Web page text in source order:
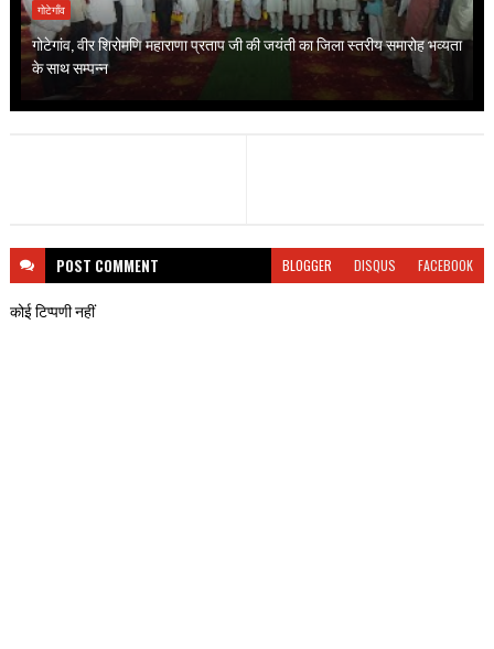
गोटेगाँव
गोटेगांव, वीर शिरोमणि महाराणा प्रताप जी की जयंती का जिला स्तरीय समारोह भव्यता
के साथ सम्पन्न
POST COMMENT BLOGGER DISQUS FACEBOOK
कोई टिप्पणी नहीं